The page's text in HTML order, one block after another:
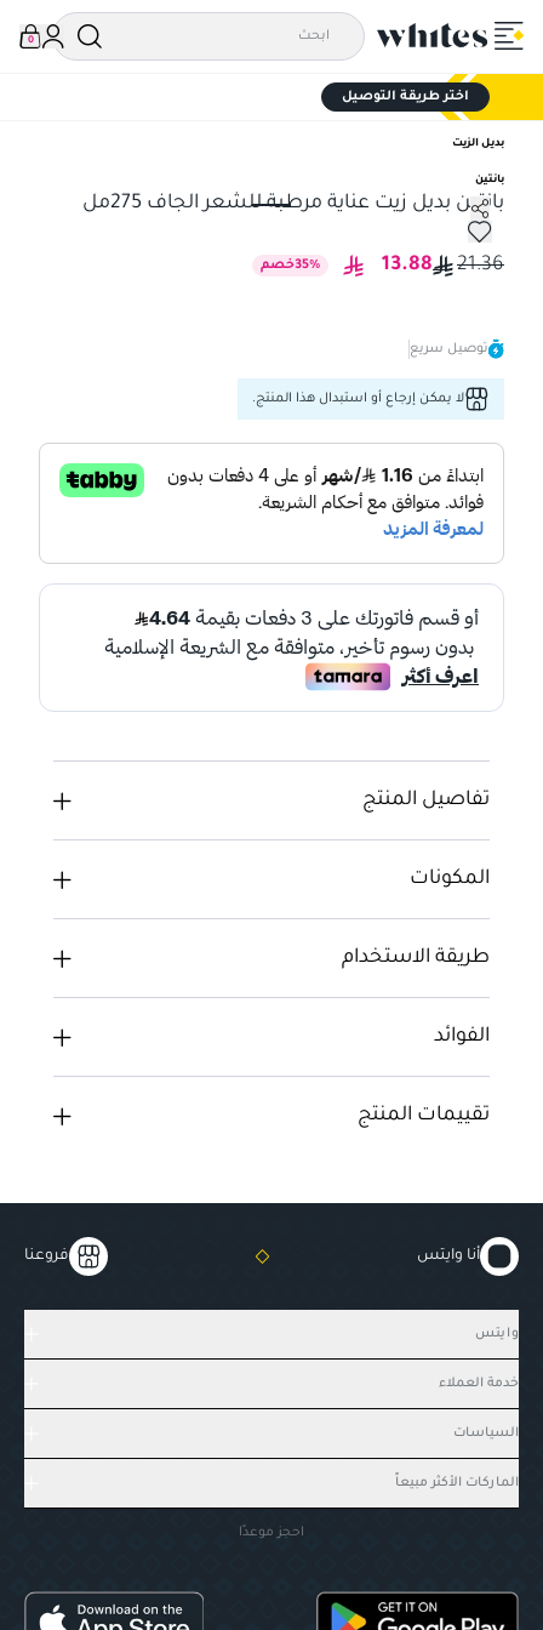
0
اختر طريقة التوصيل
بديل الزيت
بانتين
بانتين بديل زيت عناية مرطبة للشعر الجاف 275مل
بانتين بديل زيت عناية مرطبة للشعر الجاف 275مل
21.36
13.88
35% خصم
توصيل سريع
لا يمكن إرجاع أو استبدال هذا المنتج.
تفاصيل المنتج
المكونات
طريقة الاستخدام
الفوائد
تقييمات المنتج
أنا وايتس فروعنا
وايتس
خدمة العملاء
السياسات
الماركات الأكثر مبيعاً
احجز موعدًا